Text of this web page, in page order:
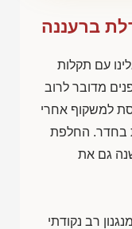
ברעננה
עם תקלות
מדובר לרוב
למשקוף אחרי
בחדר. החלפת
גם את
רב נקודתי